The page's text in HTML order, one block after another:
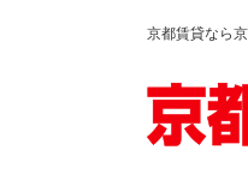
京都賃貸なら